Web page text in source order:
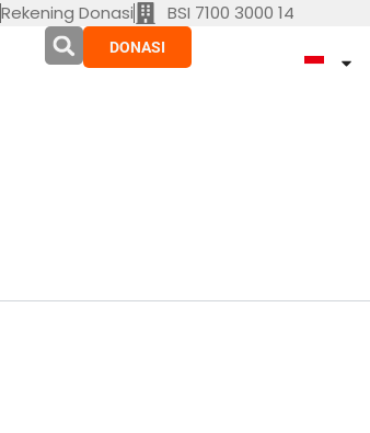
Rekening Donasi BSI 7100 3000 14
DONASI